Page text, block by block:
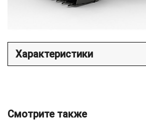
Характеристики
Смотрите также